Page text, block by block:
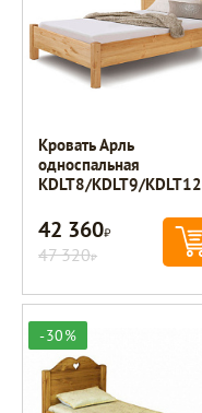
Кровать Арль
односпальная
KDLT8/KDLT9/KDLT12
42 360Р
47 320Р
-30%